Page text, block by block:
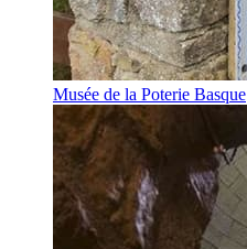
Musée de la Poterie Basque